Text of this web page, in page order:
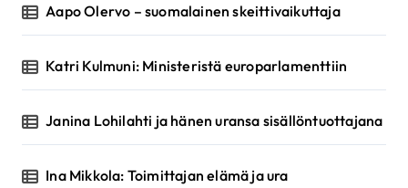
Aapo Olervo – suomalainen skeittivaikuttaja
Katri Kulmuni: Ministeristä europarlamenttiin
Janina Lohilahti ja hänen uransa sisällöntuottajana
Ina Mikkola: Toimittajan elämä ja ura